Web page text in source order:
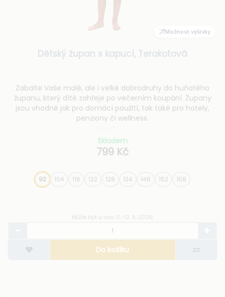
Možnost výšivky
Dětský župan s kapucí, Terakotová
Zabalte Vaše malé, ale i velké dobrodruhy do huňatého
županu, který dítě zahřeje po večerním koupání. Župany
jsou vhodné jak pro domácí použití, tak také pro hotely,
penziony či wellness.
Skladem
799 Kč
92 104 116 122 128 134 146 152 158
Může být u vás 11.–12. 8. 2026
Do košíku